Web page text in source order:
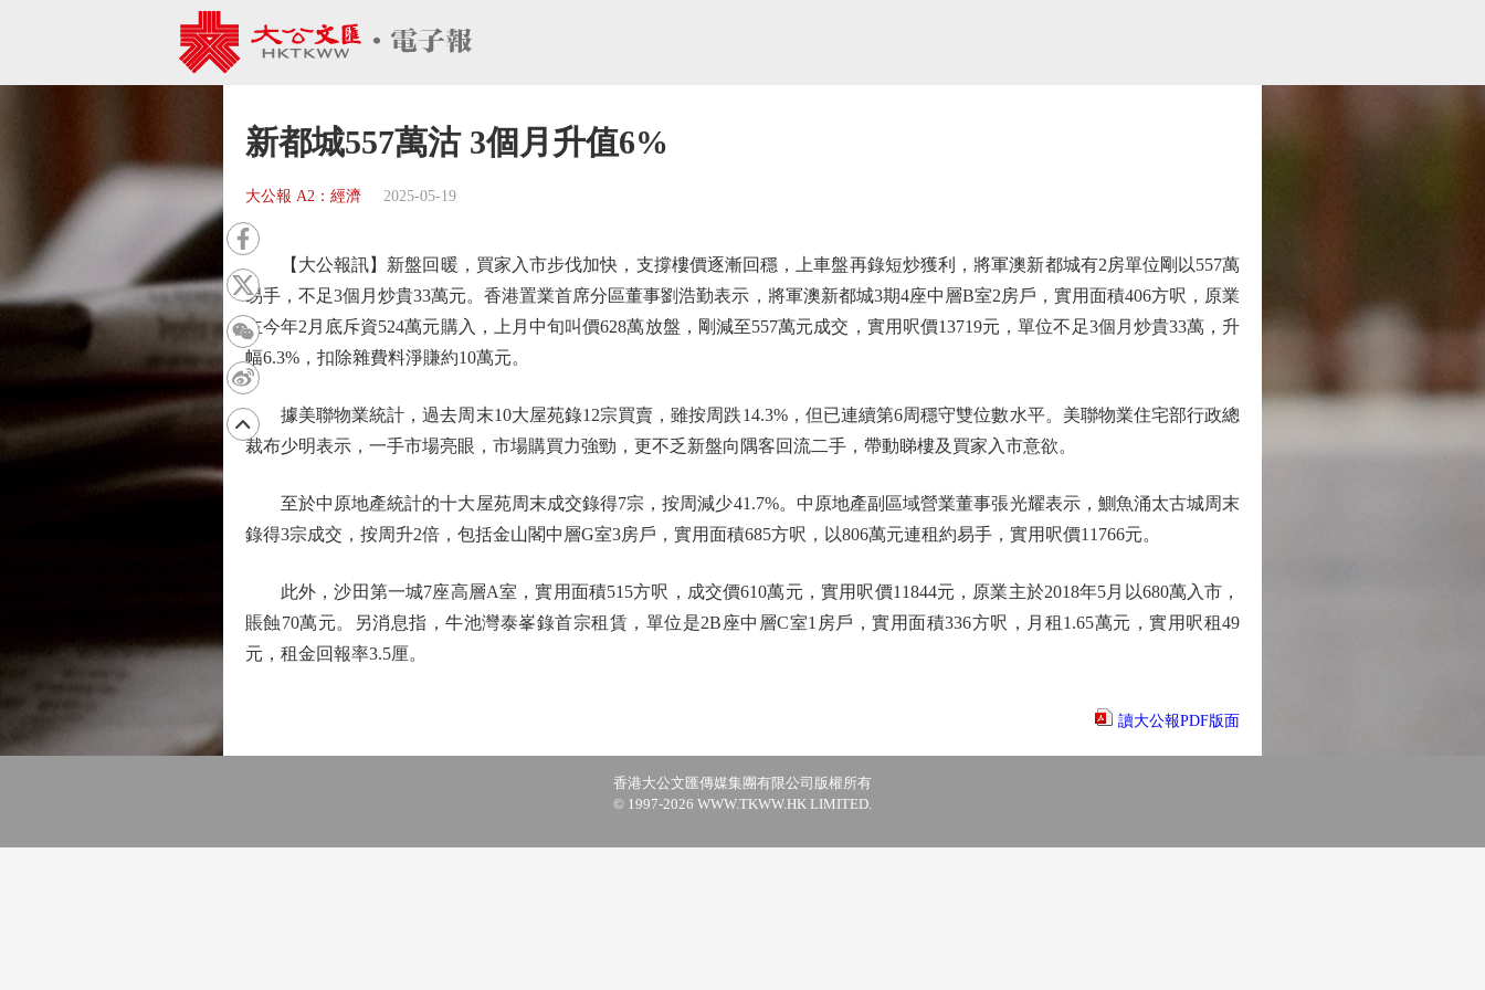
新都城557萬沽 3個月升值6%
大公報 A2：經濟 2025-05-19
【大公報訊】新盤回暖，買家入市步伐加快，支撐樓價逐漸回穩，上車盤再錄短炒獲利，將軍澳新都城有2房單位剛以557萬
易手，不足3個月炒貴33萬元。香港置業首席分區董事劉浩勤表示，將軍澳新都城3期4座中層B室2房戶，實用面積406方呎，原業
主今年2月底斥資524萬元購入，上月中旬叫價628萬放盤，剛減至557萬元成交，實用呎價13719元，單位不足3個月炒貴33萬，升
幅6.3%，扣除雜費料淨賺約10萬元。
據美聯物業統計，過去周末10大屋苑錄12宗買賣，雖按周跌14.3%，但已連續第6周穩守雙位數水平。美聯物業住宅部行政總
裁布少明表示，一手市場亮眼，市場購買力強勁，更不乏新盤向隅客回流二手，帶動睇樓及買家入市意欲。
至於中原地產統計的十大屋苑周末成交錄得7宗，按周減少41.7%。中原地產副區域營業董事張光耀表示，鰂魚涌太古城周末
錄得3宗成交，按周升2倍，包括金山閣中層G室3房戶，實用面積685方呎，以806萬元連租約易手，實用呎價11766元。
此外，沙田第一城7座高層A室，實用面積515方呎，成交價610萬元，實用呎價11844元，原業主於2018年5月以680萬入市，
賬蝕70萬元。另消息指，牛池灣泰峯錄首宗租賃，單位是2B座中層C室1房戶，實用面積336方呎，月租1.65萬元，實用呎租49
元，租金回報率3.5厘。
讀大公報PDF版面
香港大公文匯傳媒集團有限公司版權所有
© 1997-2026 WWW.TKWW.HK LIMITED.